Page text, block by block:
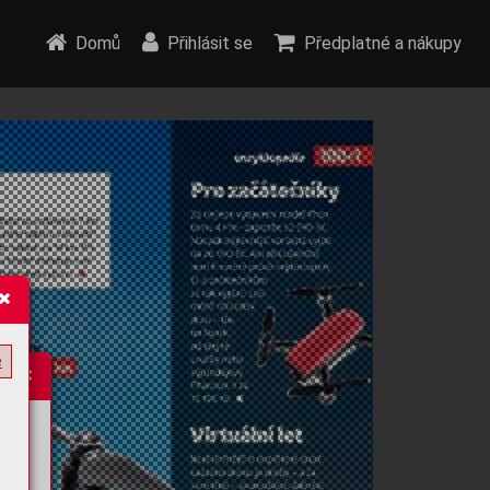
Domů Přihlásit se Předplatné a nákupy